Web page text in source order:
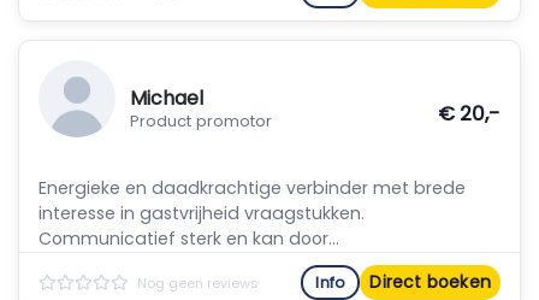
Michael
Product promotor € 20,-
Energieke en daadkrachtige verbinder met brede
interesse in gastvrijheid vraagstukken.
Communicatief sterk en kan door...
Nog geen reviews Info Direct boeken